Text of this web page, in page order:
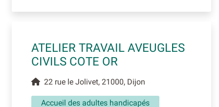
ATELIER TRAVAIL AVEUGLES
CIVILS COTE OR
22 rue le Jolivet, 21000, Dijon
Accueil des adultes handicapés